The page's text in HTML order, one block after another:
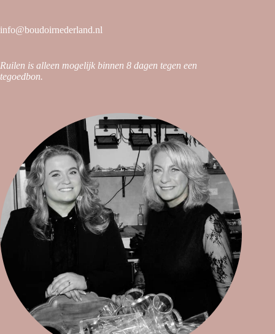
info@boudoirnederland.nl
Ruilen is alleen mogelijk binnen 8 dagen tegen een
tegoedbon.